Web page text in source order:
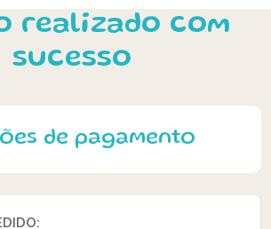
realizado com
sucesso
de pagamento